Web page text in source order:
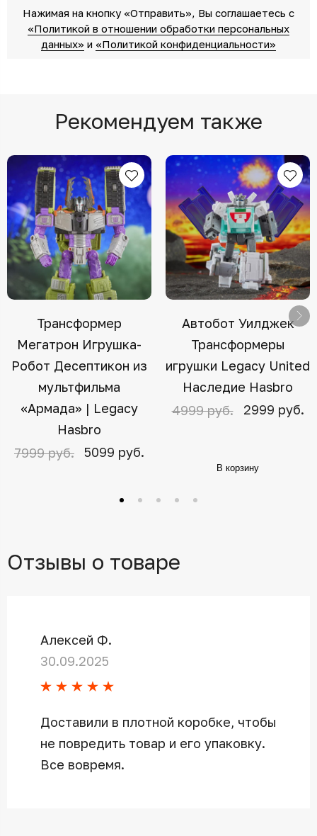
Нажимая на кнопку «Отправить»‎, Вы соглашаетесь c
«Политикой в отношении обработки персональных
данных»‎ ‎ и «Политикой конфиденциальности»
Рекомендуем также
Трансформер
Мегатрон Игрушка-
Робот Десептикон из
мультфильма
«Армада» | Legacy
Hasbro
7999 руб.
5099 руб.
Автобот Уилджек
Трансформеры
игрушки Legacy United
Наследие Hasbro
4999 руб.
2999 руб.
В корзину
Отзывы о товаре
Алексей Ф.
30.09.2025
Доставили в плотной коробке, чтобы
не повредить товар и его упаковку.
Все вовремя.